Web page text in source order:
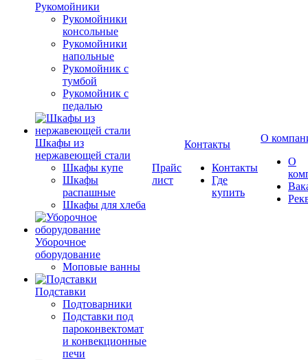
Рукомойники
Рукомойники
консольные
Рукомойники
напольные
Рукомойник с
тумбой
Рукомойник с
педалью
Шкафы из
нержавеющей стали
Шкафы купе
Шкафы
распашные
Шкафы для хлеба
Уборочное
оборудование
Моповые ванны
Подставки
Подтоварники
Подставки под
пароконвектомат
и конвекционные
печи
Прайс
лист
Контакты
Контакты
Где
купить
О
О